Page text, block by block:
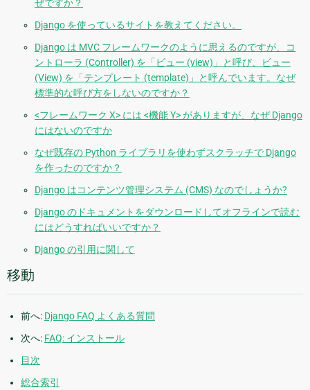
ぜですか？
Django を使っているサイトを教えてください。
Django は MVC フレームワークのように思えるのですが、コ
ントローラ (Controller) を「ビュー (view)」と呼び、ビュー
(View) を「テンプレート (template)」と呼んでいます。なぜ
標準的な呼び方をしないのですか？
<フレームワーク X> には <機能 Y> がありますが、なぜ Django
にはないのですか
なぜ既存の Python ライブラリを使わずスクラッチで Django
を作ったのですか？
Django はコンテンツ管理システム (CMS) なのでしょうか?
Django のドキュメントをダウンロードしてオフラインで読む
にはどうすればいいですか？
Django の引用に関して
移動
前へ: Django FAQ よくある質問
次へ: FAQ: インストール
目次
総合索引